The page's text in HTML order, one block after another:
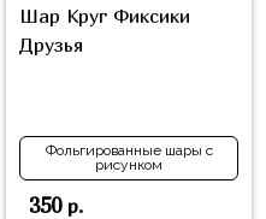
Шар Круг Фиксики
Друзья
Фольгированные шары с
рисунком
350р.